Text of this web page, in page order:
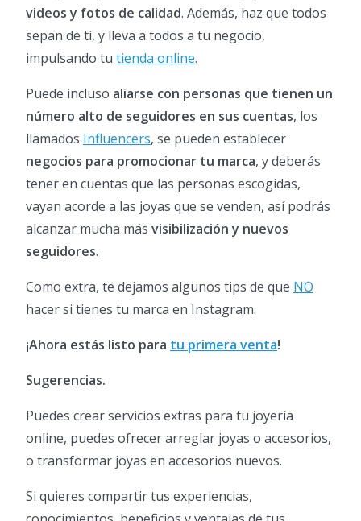
videos y fotos de calidad. Además, haz que todos
sepan de ti, y lleva a todos a tu negocio,
impulsando tu tienda online.
Puede incluso aliarse con personas que tienen un
número alto de seguidores en sus cuentas, los
llamados Influencers, se pueden establecer
negocios para promocionar tu marca, y deberás
tener en cuentas que las personas escogidas,
vayan acorde a las joyas que se venden, así podrás
alcanzar mucha más visibilización y nuevos
seguidores.
Como extra, te dejamos algunos tips de que NO
hacer si tienes tu marca en Instagram.
¡Ahora estás listo para tu primera venta!
Sugerencias.
Puedes crear servicios extras para tu joyería
online, puedes ofrecer arreglar joyas o accesorios,
o transformar joyas en accesorios nuevos.
Si quieres compartir tus experiencias,